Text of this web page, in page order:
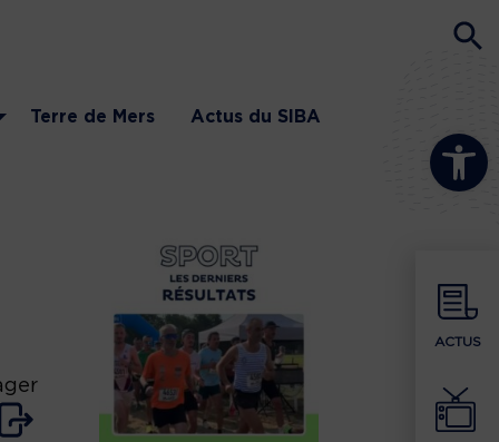
Ouvrir la
ACTUS
Terre de Mers Actus du SIBA